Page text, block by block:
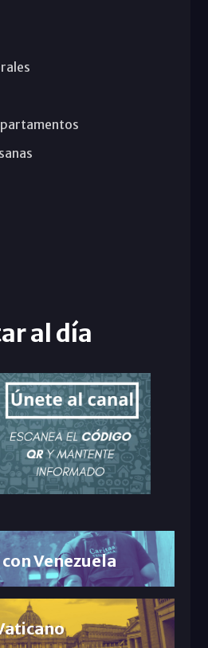
al día
Venezuela